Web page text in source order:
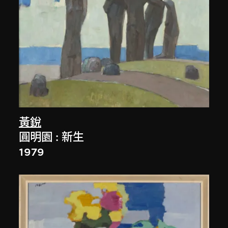
黃銳
圓明園 : 新生
1979